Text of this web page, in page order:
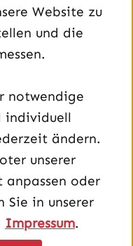
Website zu
und die
notwendige
individuell
ändern.
unserer
anpassen oder
in unserer
Impressum.